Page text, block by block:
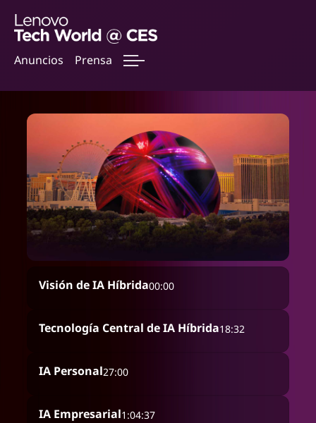
Anuncios Prensa
Visión de IA Híbrida00:00
Tecnología Central de IA Híbrida18:32
IA Personal27:00
IA Empresarial1:04:37